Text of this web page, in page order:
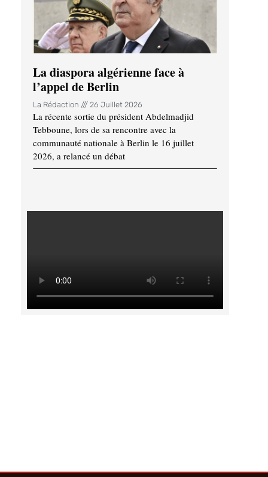
La diaspora algérienne face à
l’appel de Berlin
La Rédaction 26 Juillet 2026
La récente sortie du président Abdelmadjid
Tebboune, lors de sa rencontre avec la
communauté nationale à Berlin le 16 juillet
2026, a relancé un débat